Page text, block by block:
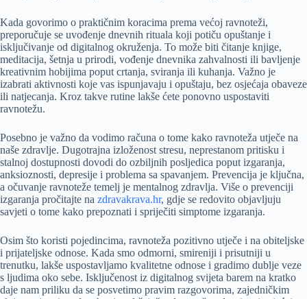
Kada govorimo o praktičnim koracima prema većoj ravnoteži,
preporučuje se uvođenje dnevnih rituala koji potiču opuštanje i
isključivanje od digitalnog okruženja. To može biti čitanje knjige,
meditacija, šetnja u prirodi, vođenje dnevnika zahvalnosti ili bavljenje
kreativnim hobijima poput crtanja, sviranja ili kuhanja. Važno je
izabrati aktivnosti koje vas ispunjavaju i opuštaju, bez osjećaja obaveze
ili natjecanja. Kroz takve rutine lakše ćete ponovno uspostaviti
ravnotežu.
Posebno je važno da vodimo računa o tome kako ravnoteža utječe na
naše zdravlje. Dugotrajna izloženost stresu, neprestanom pritisku i
stalnoj dostupnosti dovodi do ozbiljnih posljedica poput izgaranja,
anksioznosti, depresije i problema sa spavanjem. Prevencija je ključna,
a očuvanje ravnoteže temelj je mentalnog zdravlja. Više o prevenciji
izgaranja pročitajte na zdravakrava.hr, gdje se redovito objavljuju
savjeti o tome kako prepoznati i spriječiti simptome izgaranja.
Osim što koristi pojedincima, ravnoteža pozitivno utječe i na obiteljske
i prijateljske odnose. Kada smo odmorni, smireniji i prisutniji u
trenutku, lakše uspostavljamo kvalitetne odnose i gradimo dublje veze
s ljudima oko sebe. Isključenost iz digitalnog svijeta barem na kratko
daje nam priliku da se posvetimo pravim razgovorima, zajedničkim